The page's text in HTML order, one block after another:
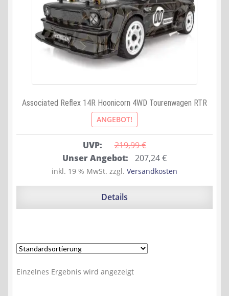
Associated Reflex 14R Hoonicorn 4WD Tourenwagen RTR
ANGEBOT!
UVP: 219,99 €
Ursprünglicher
Preis
war:
Unser Angebot: 207,24€Aktueller
Preis
ist:
inkl. 19 % MwSt. zzgl. Versandkosten
Details
Einzelnes Ergebnis wird angezeigt